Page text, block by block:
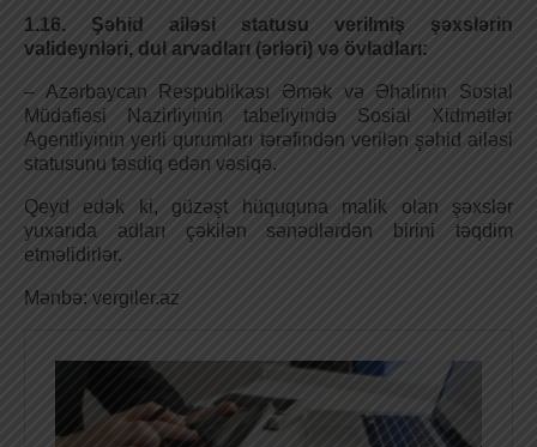
1.16. Şəhid ailəsi statusu verilmiş şəxslərin
valideynləri, dul arvadları (ərləri) və övladları:
– Azərbaycan Respublikası Әmək və Әhalinin Sosial
Müdafiəsi Nazirliyinin tabeliyində Sosial Xidmətlər
Agentliyinin yerli qurumları tərəfindən verilən şəhid ailəsi
statusunu təsdiq edən vəsiqə.
Qeyd edək ki, güzəşt hüququna malik olan şəxslər
yuxarıda adları çəkilən sənədlərdən birini təqdim
etməlidirlər.
Mənbə: vergiler.az